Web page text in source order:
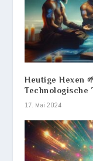
Heutige Hexen
Technologische
17. Mai 2024